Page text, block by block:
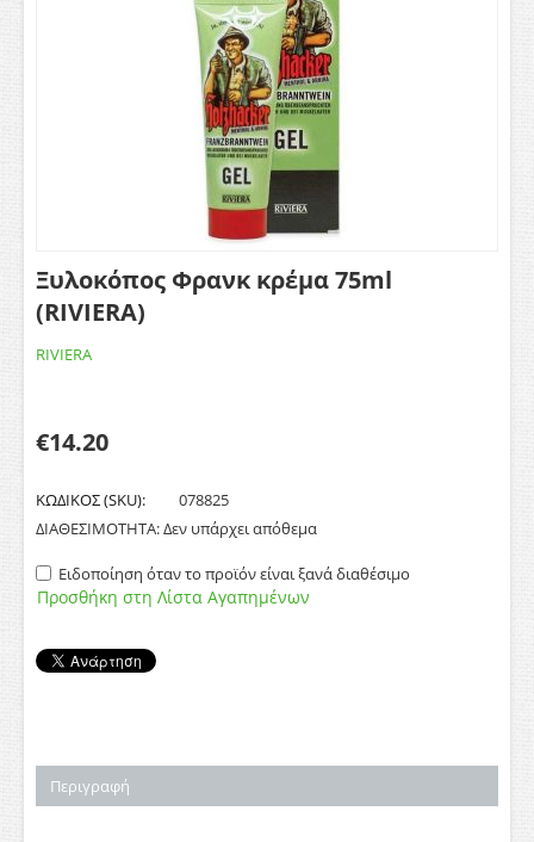
Ξυλοκόπος Φρανκ κρέμα 75ml
(RIVIERA)
RIVIERA
€14.20
ΚΩΔΙΚΟΣ (SKU):
078825
ΔΙΑΘΕΣΙΜΟΤΗΤΑ:Δεν υπάρχει απόθεμα
Ειδοποίηση όταν το προϊόν είναι ξανά διαθέσιμο
Προσθήκη στη Λίστα Αγαπημένων
Περιγραφή